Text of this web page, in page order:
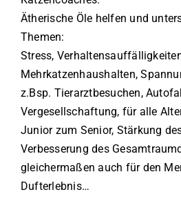
Ätherische Öle helfen und
Themen:
Stress,
Mehrkatzenhaushalten,
z.Bsp. Tierarztbesuchen,
Vergesellschaftung, für alle
Junior zum Senior, Stärkung
Verbesserung des
gleichermaßen auch für den
Dufterlebnis…